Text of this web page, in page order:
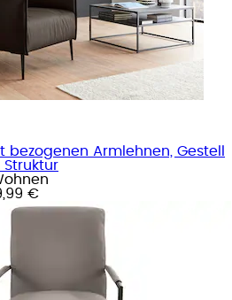
bezogenen Armlehnen, Gestell
Struktur
€